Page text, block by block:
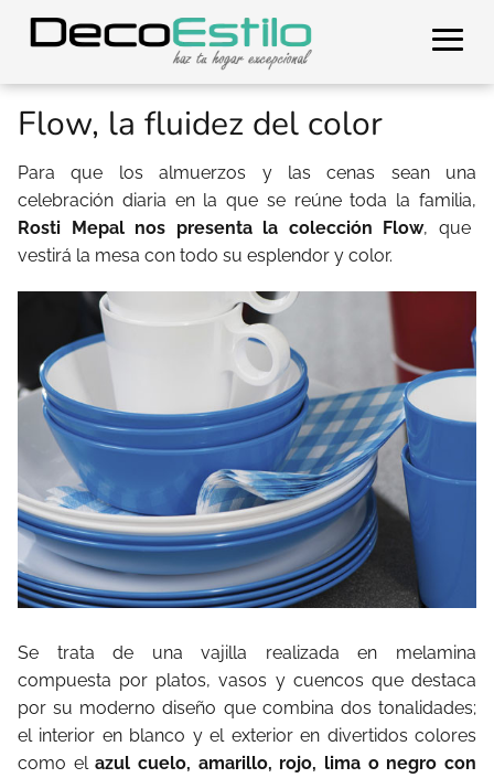
Flow, la fluidez del color
Para que los almuerzos y las cenas sean una
celebración diaria en la que se reúne toda la familia,
Rosti Mepal nos presenta la colección Flow, que
vestirá la mesa con todo su esplendor y color.
Se trata de una vajilla realizada en melamina
compuesta por platos, vasos y cuencos que destaca
por su moderno diseño que combina dos tonalidades;
el interior en blanco y el exterior en divertidos colores
como elazul cuelo, amarillo, rojo, lima o negro con